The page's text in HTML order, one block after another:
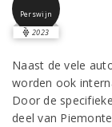
Perswijn
2023
Naast de vele
worden ook
Door de
deel van